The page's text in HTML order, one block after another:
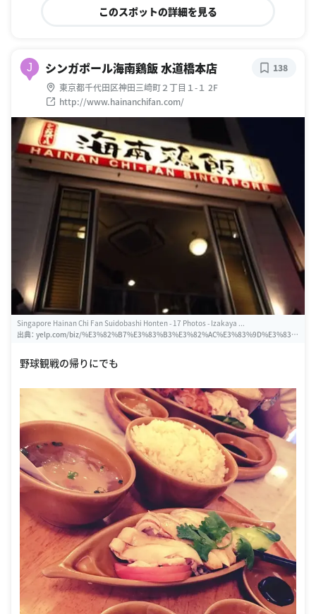
このスポットの詳細を見る
J シンガポール海南鶏飯 水道橋本店
東京都千代田区神田三崎町２丁目１-１ 2F
http://www.hainanchifan.com/
138
Singapore Hainan Chi Fan Suidobashi Honten - 17 Photos - Izakaya ...
出典： yelp.com/biz/%E3%82%B7%E3%83%B3%E3%82%AC%E3%83%9D%E3%83%
4%E9%81%93%E6%A9%8B%E6%9C%AC%E5%BA%97-%E5%8D%83%E4%BB%A
3%E7%94%B0%E5%8C%BA
野球観戦の帰りにでも